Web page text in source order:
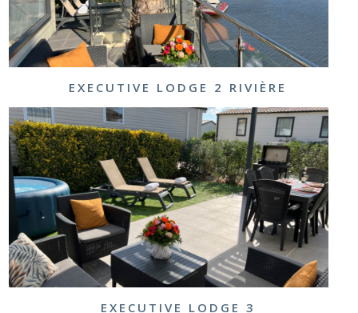
EXECUTIVE LODGE 2 RIVIÈRE
EXECUTIVE LODGE 3